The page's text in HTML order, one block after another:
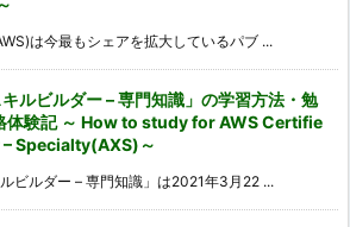
は今最もシェアを拡大しているパブ ...
ルビルダー – 専門知識」の学習方法・勉
体験記 ～ How to study for AWS Certifie
Specialty(AXS)～
ビルダー – 専門知識」は2021年3月22 ...